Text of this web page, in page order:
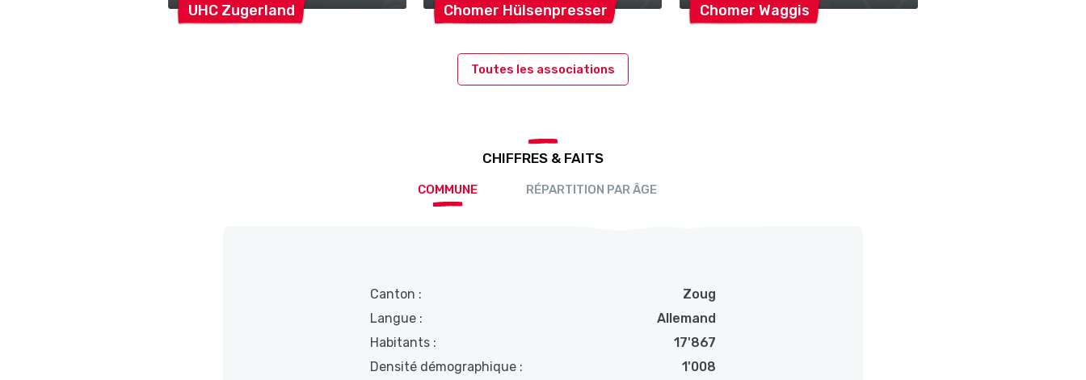
UHC Zugerland Chomer Hülsenpresser Chomer Waggis
Toutes les associations
CHIFFRES & FAITS
COMMUNE RÉPARTITION PAR ÂGE
Canton :
Zoug
Langue :
Allemand
Habitants :
17'867
Densité démographique :
1'008